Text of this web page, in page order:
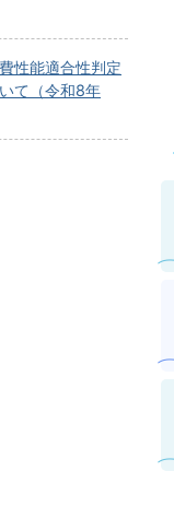
性能適合性判定
て（令和8年